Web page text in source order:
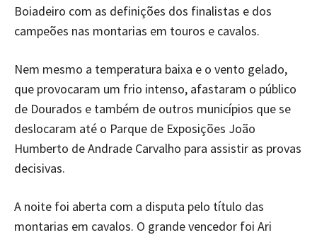
Boiadeiro com as definições dos finalistas e dos
campeões nas montarias em touros e cavalos.
Nem mesmo a temperatura baixa e o vento gelado,
que provocaram um frio intenso, afastaram o público
de Dourados e também de outros municípios que se
deslocaram até o Parque de Exposições João
Humberto de Andrade Carvalho para assistir as provas
decisivas.
A noite foi aberta com a disputa pelo título das
montarias em cavalos. O grande vencedor foi Ari